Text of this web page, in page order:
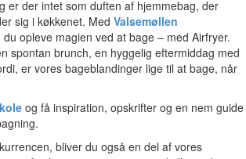
er der intet som duften af hjemmebag, der
sig i køkkenet. Med Valsemøllen
du opleve magien ved at bage – med Airfryer.
spontan brunch, en hyggelig eftermiddag med
er vores bageblandinger lige til at bage, når
og få inspiration, opskrifter og en nem guide
bliver du også en del af vores